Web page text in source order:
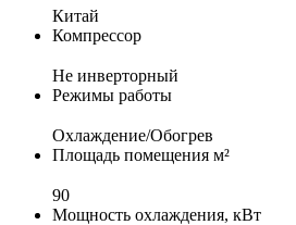
Китай
Компрессор
Не инверторный
Режимы работы
Охлаждение/Обогрев
Площадь помещения м²
90
Мощность охлаждения, кВт